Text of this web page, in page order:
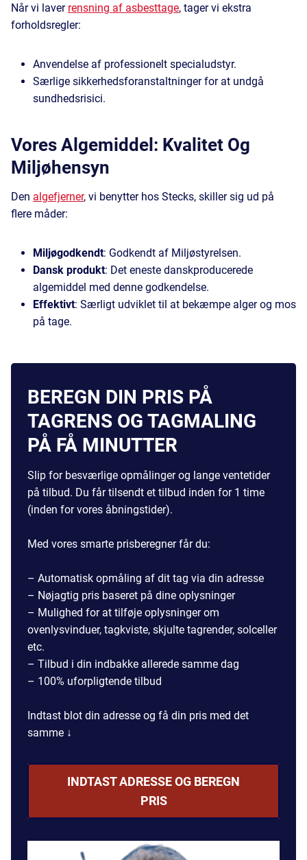
Når vi laver rensning af asbesttage, tager vi ekstra
forholdsregler:
Anvendelse af professionelt specialudstyr.
Særlige sikkerhedsforanstaltninger for at undgå
sundhedsrisici.
Vores Algemiddel: Kvalitet Og
Miljøhensyn
Den algefjerner, vi benytter hos Stecks, skiller sig ud på
flere måder:
Miljøgodkendt: Godkendt af Miljøstyrelsen.
Dansk produkt: Det eneste danskproducerede
algemiddel med denne godkendelse.
Effektivt: Særligt udviklet til at bekæmpe alger og mos
på tage.
BEREGN DIN PRIS PÅ
TAGRENS OG TAGMALING
PÅ FÅ MINUTTER
Slip for besværlige opmålinger og lange ventetider
på tilbud. Du får tilsendt et tilbud inden for 1 time
(inden for vores åbningstider).
Med vores smarte prisberegner får du:
– Automatisk opmåling af dit tag via din adresse
– Nøjagtig pris baseret på dine oplysninger
– Mulighed for at tilføje oplysninger om
ovenlysvinduer, tagkviste, skjulte tagrender, solceller
etc.
– Tilbud i din indbakke allerede samme dag
– 100% uforpligtende tilbud
Indtast blot din adresse og få din pris med det
samme ↓
INDTAST ADRESSE OG BEREGN
PRIS